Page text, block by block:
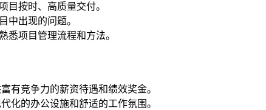
目按时、高质量交付。
中出现的问题。
悉项目管理流程和方法。
有竞争力的薪资待遇和绩效奖金。
化的办公设施和舒适的工作氛围。